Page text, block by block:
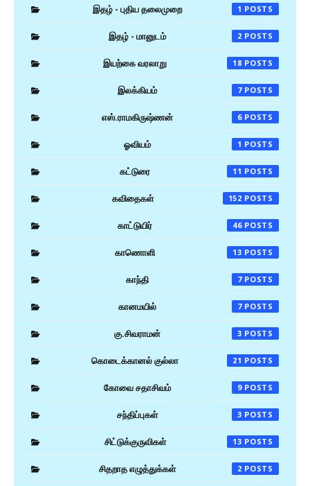
இதழ் - புதிய தலைமுறை 1
இதழ் - மானுடம் 2
இயற்கை வரலாறு 18
இலக்கியம் 7
எஸ்.ராமகிருஷ்ணன் 6
ஓவியம் 1
கட்டுரை 11
கவிதைகள் 152
காட்டுயிர் 46
காணொளி 13
காந்தி 7
கானமயில் 7
கு.சிவராமன் 3
கொடைக்கானல் குல்லா 21
கோவை சதாசிவம் 9
சந்திப்புகள் 3
சிட்டுக்குருவிகள் 13
சிதறாத எழுத்துக்கள் 2